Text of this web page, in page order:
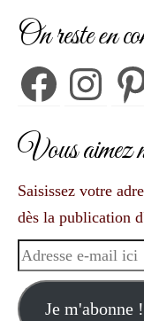
On reste en
FacebookInstagram
Vous aimez
Saisissez votre
dès la publication
Adresse
mail Je m'abonne !